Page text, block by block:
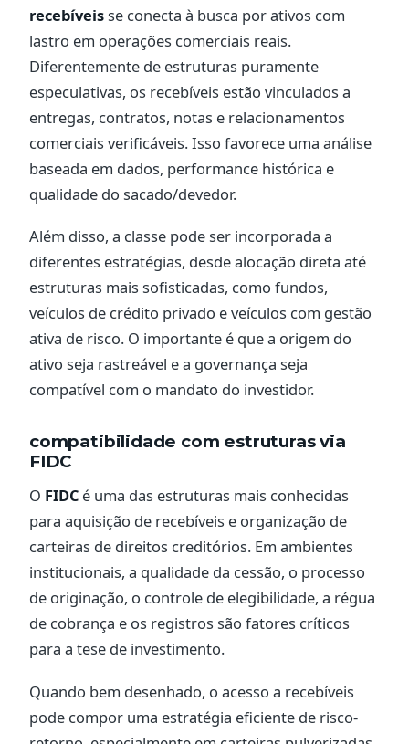
recebíveisse conecta à busca por ativos com
lastro em operações comerciais reais.
Diferentemente de estruturas puramente
especulativas, os recebíveis estão vinculados a
entregas, contratos, notas e relacionamentos
comerciais verificáveis. Isso favorece uma análise
baseada em dados, performance histórica e
qualidade do sacado/devedor.
Além disso, a classe pode ser incorporada a
diferentes estratégias, desde alocação direta até
estruturas mais sofisticadas, como fundos,
veículos de crédito privado e veículos com gestão
ativa de risco. O importante é que a origem do
ativo seja rastreável e a governança seja
compatível com o mandato do investidor.
compatibilidade com estruturas via
FIDC
O FIDC é uma das estruturas mais conhecidas
para aquisição de recebíveis e organização de
carteiras de direitos creditórios. Em ambientes
institucionais, a qualidade da cessão, o processo
de originação, o controle de elegibilidade, a régua
de cobrança e os registros são fatores críticos
para a tese de investimento.
Quando bem desenhado, o acesso a recebíveis
pode compor uma estratégia eficiente de risco-